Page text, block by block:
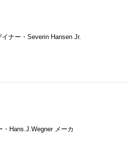
ナー・Severin Hansen Jr.
Hans.J.Wegner メーカ